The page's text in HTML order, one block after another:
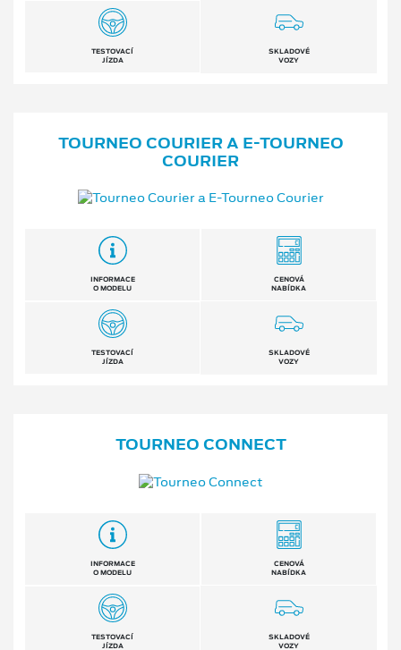
TESTOVACÍ
JÍZDA
SKLADOVÉ
VOZY
TOURNEO COURIER A E⁠-⁠TOURNEO
COURIER
INFORMACE
O MODELU
CENOVÁ
NABÍDKA
TESTOVACÍ
JÍZDA
SKLADOVÉ
VOZY
TOURNEO CONNECT
INFORMACE
O MODELU
CENOVÁ
NABÍDKA
TESTOVACÍ
JÍZDA
SKLADOVÉ
VOZY